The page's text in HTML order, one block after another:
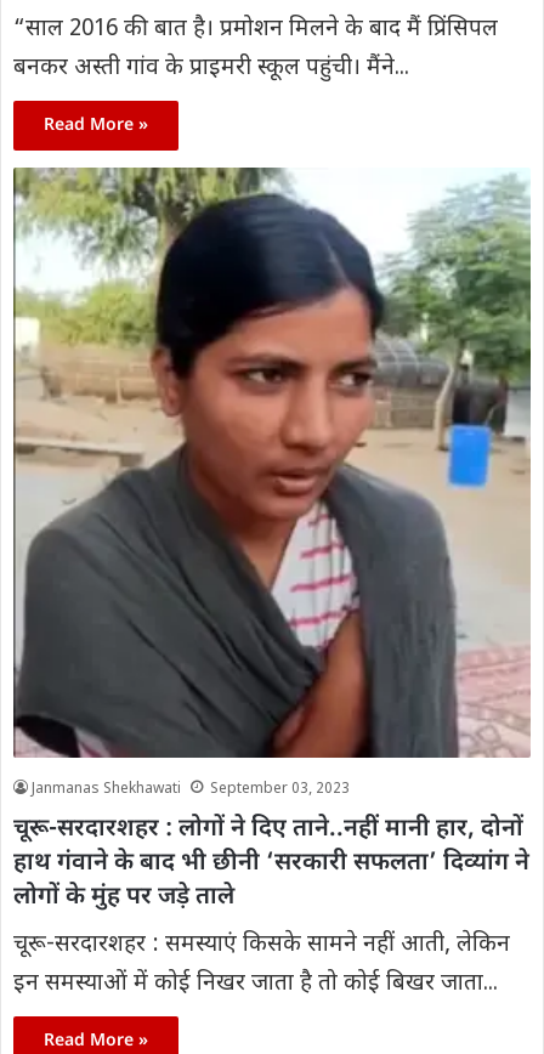
“साल 2016 की बात है। प्रमोशन मिलने के बाद मैं प्रिंसिपल
बनकर अस्ती गांव के प्राइमरी स्कूल पहुंची। मैंने...
Read More »
Janmanas Shekhawati September 03, 2023
चूरू-सरदारशहर : लोगों ने दिए ताने..नहीं मानी हार, दोनों
हाथ गंवाने के बाद भी छीनी ‘सरकारी सफलता’ दिव्यांग ने
लोगों के मुंह पर जड़े ताले
चूरू-सरदारशहर : समस्याएं किसके सामने नहीं आती, लेकिन
इन समस्याओं में कोई निखर जाता है तो कोई बिखर जाता...
Read More »